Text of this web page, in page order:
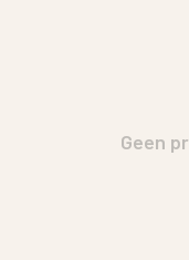
Geen